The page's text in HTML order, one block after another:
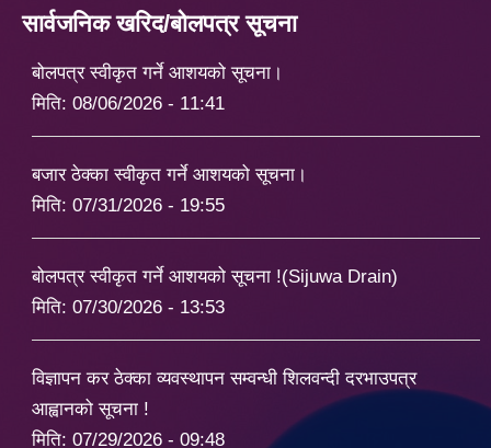
सार्वजनिक खरिद/बोलपत्र सूचना
बोलपत्र स्वीकृत गर्ने आशयको सूचना।
मिति: 08/06/2026 - 11:41
बजार ठेक्का स्वीकृत गर्ने आशयको सूचना।
मिति: 07/31/2026 - 19:55
बोलपत्र स्वीकृत गर्ने आशयको सूचना !(Sijuwa Drain)
मिति: 07/30/2026 - 13:53
विज्ञापन कर ठेक्का व्यवस्थापन सम्वन्धी शिलवन्दी दरभाउपत्र
आह्वानको सूचना !
मिति: 07/29/2026 - 09:48